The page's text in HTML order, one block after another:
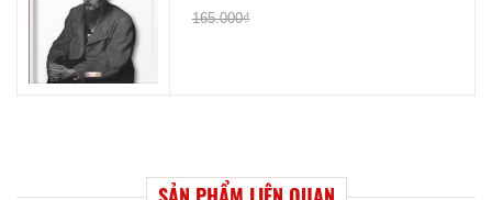
165.000₫